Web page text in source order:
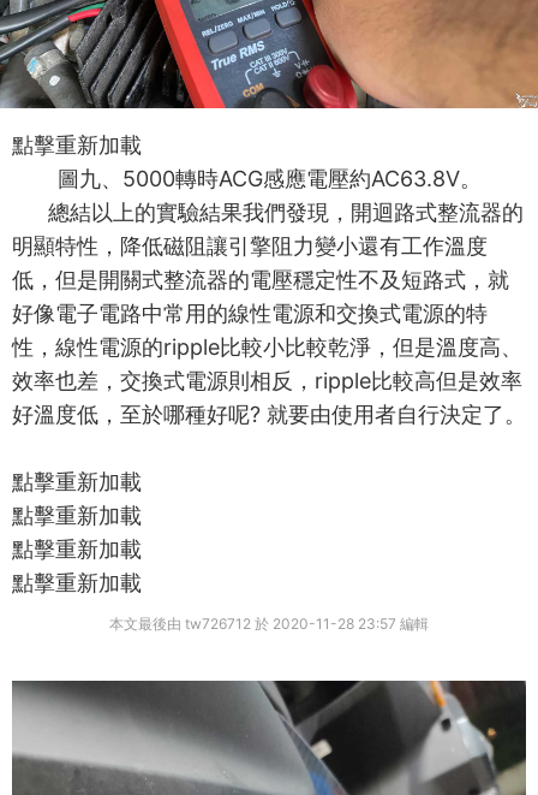
點擊重新加載
圖九、 5000轉時ACG感應電壓約AC63.8V。
總結以上的實驗結果我們發現，開迴路式整流器的
明顯特性，降低磁阻讓引擎阻力變小還有工作溫度
低，但是開關式整流器的電壓穩定性不及短路式，就
好像電子電路中常用的線性電源和交換式電源的特
性，線性電源的ripple比較小比較乾淨，但是溫度高、
效率也差，交換式電源則相反， ripple比較高但是效率
好溫度低，至於哪種好呢? 就要由使用者自行決定了。
點擊重新加載
點擊重新加載
點擊重新加載
點擊重新加載
本文最後由 tw726712 於 2020-11-28 23:57 編輯